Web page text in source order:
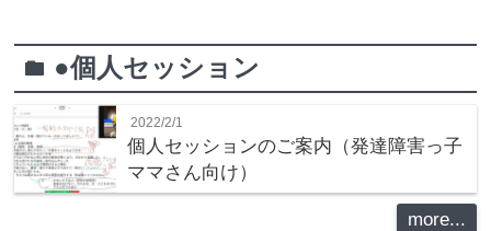
folder ●個人セッション
2022/2/1
個人セッションのご案内（発達障害っ子
ママさん向け）
more...